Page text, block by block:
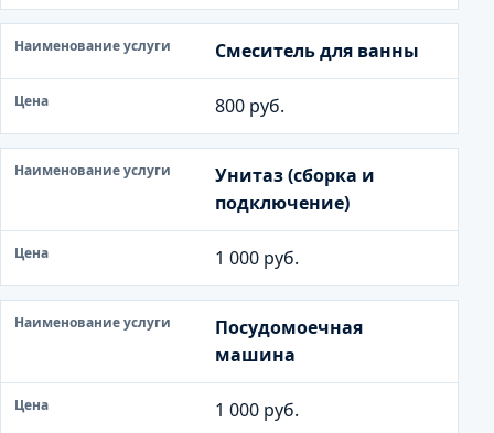
Смеситель для ванны
800 руб.
Унитаз (сборка и
подключение)
1 000 руб.
Посудомоечная
машина
1 000 руб.